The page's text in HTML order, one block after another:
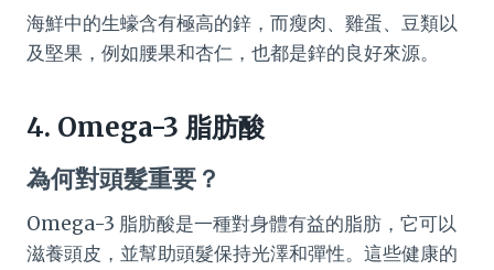
海鮮中的生蠔含有極高的鋅，而瘦肉、雞蛋、豆類以
及堅果，例如腰果和杏仁，也都是鋅的良好來源。
4. Omega-3 脂肪酸
為何對頭髮重要？
Omega-3 脂肪酸是一種對身體有益的脂肪，它可以
滋養頭皮，並幫助頭髮保持光澤和彈性。這些健康的